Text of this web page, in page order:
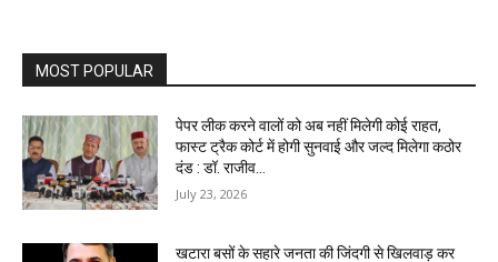
MOST POPULAR
पेपर लीक करने वालों को अब नहीं मिलेगी कोई राहत,
फास्ट ट्रैक कोर्ट में होगी सुनवाई और जल्द मिलेगा कठोर
दंड : डॉ. राजीव...
July 23, 2026
खटारा बसों के सहारे जनता की जिंदगी से खिलवाड़ कर